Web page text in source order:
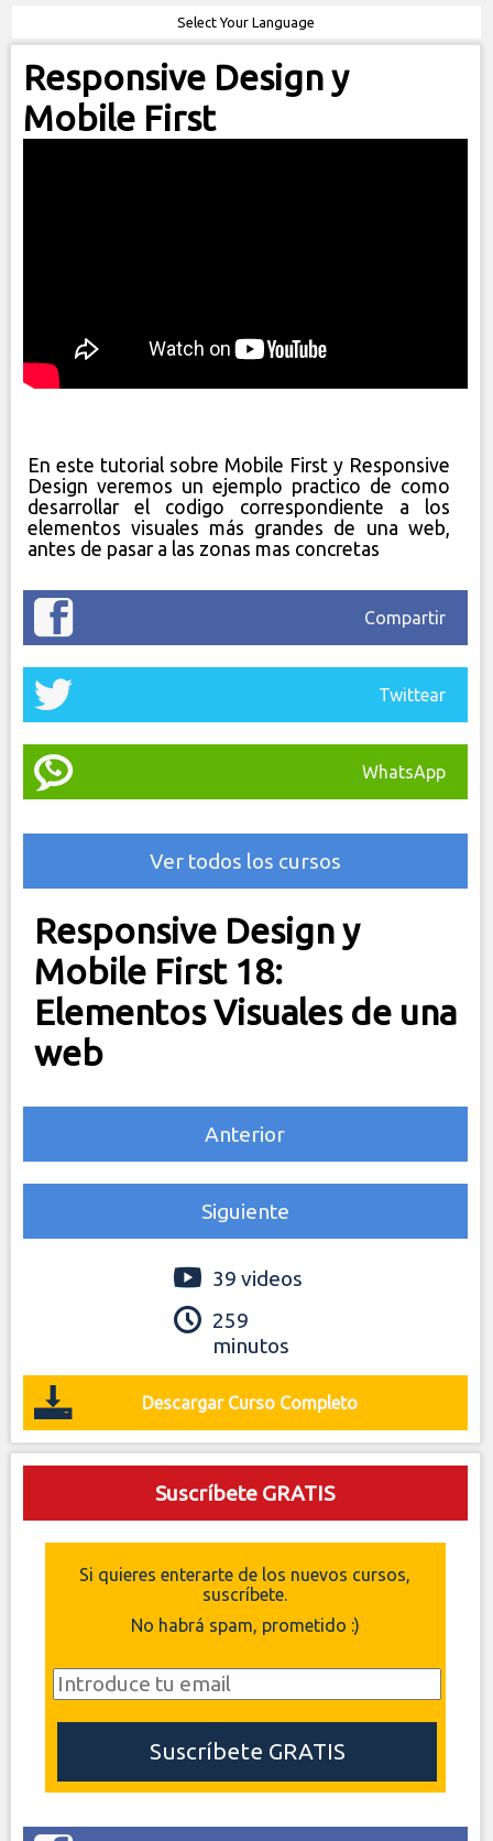
Responsive Design y
Mobile First
En este tutorial sobre Mobile First y Responsive
Design veremos un ejemplo practico de como
desarrollar el codigo correspondiente a los
elementos visuales más grandes de una web,
antes de pasar a las zonas mas concretas
Compartir
Twittear
WhatsApp
Ver todos los cursos
Responsive Design y
Mobile First 18:
Elementos Visuales de una
web
Anterior
Siguiente
39 videos
259
minutos
Descargar Curso Completo
Suscríbete GRATIS
Si quieres enterarte de los nuevos cursos,
suscríbete.
No habrá spam, prometido :)
Select Your Language